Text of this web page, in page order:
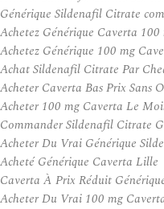
Générique Sildenafil Citrate
Achetez Générique Caverta
Achetez Générique 100 mg
Achat Sildenafil Citrate Par
Acheter Caverta Bas Prix Sans
Acheter 100 mg Caverta Le
Commander Sildenafil Citrate
Acheter Du Vrai Générique
Acheté Générique Caverta Lille
Caverta À Prix Réduit
Acheter Du Vrai 100 mg